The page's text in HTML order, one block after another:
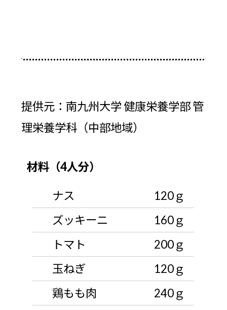
提供元：南九州大学 健康栄養学部 管
理栄養学科（中部地域）
材料（4人分）
ナス
120ｇ
ズッキーニ
160ｇ
トマト
200ｇ
玉ねぎ
120ｇ
鶏もも肉
240ｇ